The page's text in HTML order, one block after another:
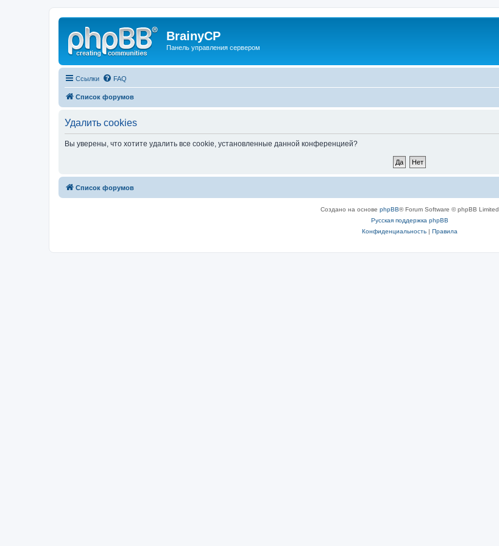
BrainyCP
Панель управления сервером
Ссылки FAQ
Список форумов
Удалить cookies
Вы уверены, что хотите удалить все cookie, установленные данной конференцией?
Список форумов
Создано на основе phpBB® Forum Software © phpBB Limited
Русская поддержка phpBB
Конфиденциальность| Правила